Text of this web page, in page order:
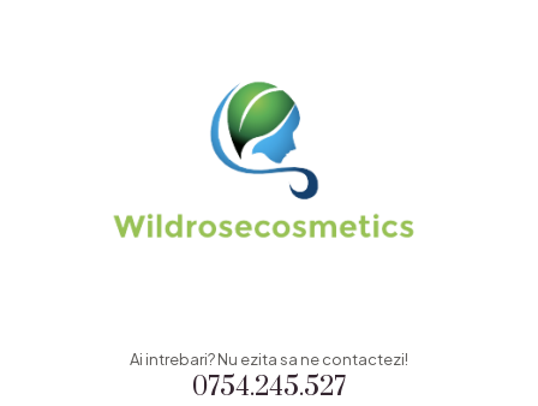
0754.245.527
Ai intrebari? Nu ezita sa ne contactezi!